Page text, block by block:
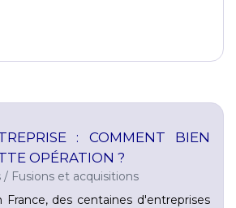
: COMMENT BIEN
OPÉRATION ?
/ Fusions et acquisitions
France, des centaines d'entreprises